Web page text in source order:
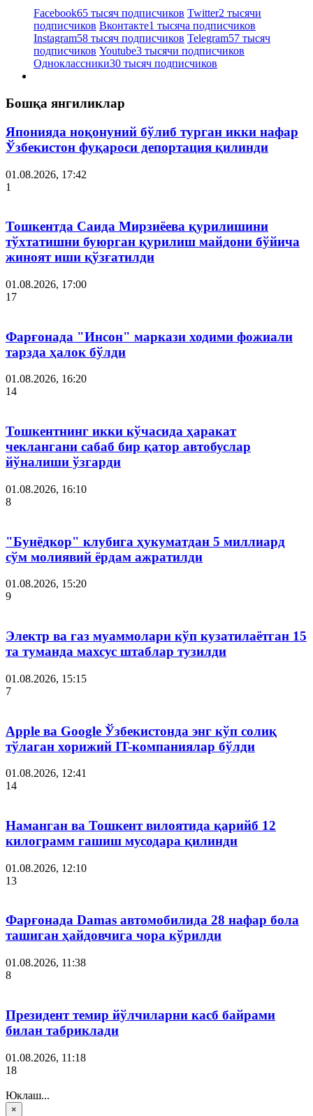
Facebook65 тысяч подписчиков Twitter2 тысячи
подписчиков Вконтакте1 тысяча подписчиков
Instagram58 тысяч подписчиков Telegram57 тысяч
подписчиков Youtube3 тысячи подписчиков
Одноклассники30 тысяч подписчиков
Бошқа янгиликлар
Японияда ноқонуний бўлиб турган икки нафар
Ўзбекистон фуқароси депортация қилинди
01.08.2026, 17:42
1
Тошкентда Саида Мирзиёева қурилишини
тўхтатишни буюрган қурилиш майдони бўйича
жиноят иши қўзғатилди
01.08.2026, 17:00
17
Фарғонада "Инсон" маркази ходими фожиали
тарзда ҳалок бўлди
01.08.2026, 16:20
14
Тошкентнинг икки кўчасида ҳаракат
чеклангани сабаб бир қатор автобуслар
йўналиши ўзгарди
01.08.2026, 16:10
8
"Бунёдкор" клубига ҳукуматдан 5 миллиард
сўм молиявий ёрдам ажратилди
01.08.2026, 15:20
9
Электр ва газ муаммолари кўп кузатилаётган 15
та туманда махсус штаблар тузилди
01.08.2026, 15:15
7
Apple ва Google Ўзбекистонда энг кўп солиқ
тўлаган хорижий IT-компаниялар бўлди
01.08.2026, 12:41
14
Наманган ва Тошкент вилоятида қарийб 12
килограмм гашиш мусодара қилинди
01.08.2026, 12:10
13
Фарғонада Damas автомобилида 28 нафар бола
ташиган ҳайдовчига чора кўрилди
01.08.2026, 11:38
8
Президент темир йўлчиларни касб байрами
билан табриклади
01.08.2026, 11:18
18
Юклаш...
×